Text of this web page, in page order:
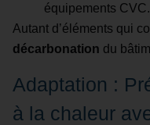
équipements CVC.
Autant d’éléments qui
décarbonation du
Adaptation :
à la chaleur